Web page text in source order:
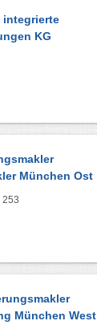
integrierte
KG
München Ost
253
München West